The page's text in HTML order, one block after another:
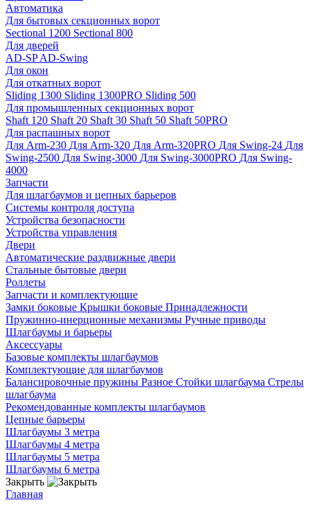
Автоматика
Для бытовых секционных ворот
Sectional 1200 Sectional 800
Для дверей
AD-SPAD-Swing
Для окон
Для откатных ворот
Sliding 1300 Sliding 1300PRO Sliding 500
Для промышленных секционных ворот
Shaft 120 Shaft 20 Shaft 30 Shaft 50 Shaft 50PRO
Для распашных ворот
Для Arm-230 Для Arm-320 Для Arm-320PRO Для Swing-24 Для
Swing-2500 Для Swing-3000 Для Swing-3000PRO Для Swing-
4000
Запчасти
Для шлагбаумов и цепных барьеров
Системы контроля доступа
Устройства безопасности
Устройства управления
Двери
Автоматические раздвижные двери
Стальные бытовые двери
Роллеты
Запчасти и комплектующие
Замки боковые Крышки боковые Принадлежности
Пружинно-инерционные механизмы Ручные приводы
Шлагбаумы и барьеры
Аксессуары
Базовые комплекты шлагбаумов
Комплектующие для шлагбаумов
Балансировочные пружины Разное Стойки шлагбаума Стрелы
шлагбаума
Рекомендованные комплекты шлагбаумов
Цепные барьеры
Шлагбаумы 3 метра
Шлагбаумы 4 метра
Шлагбаумы 5 метра
Шлагбаумы 6 метра
Закрыть
Главная